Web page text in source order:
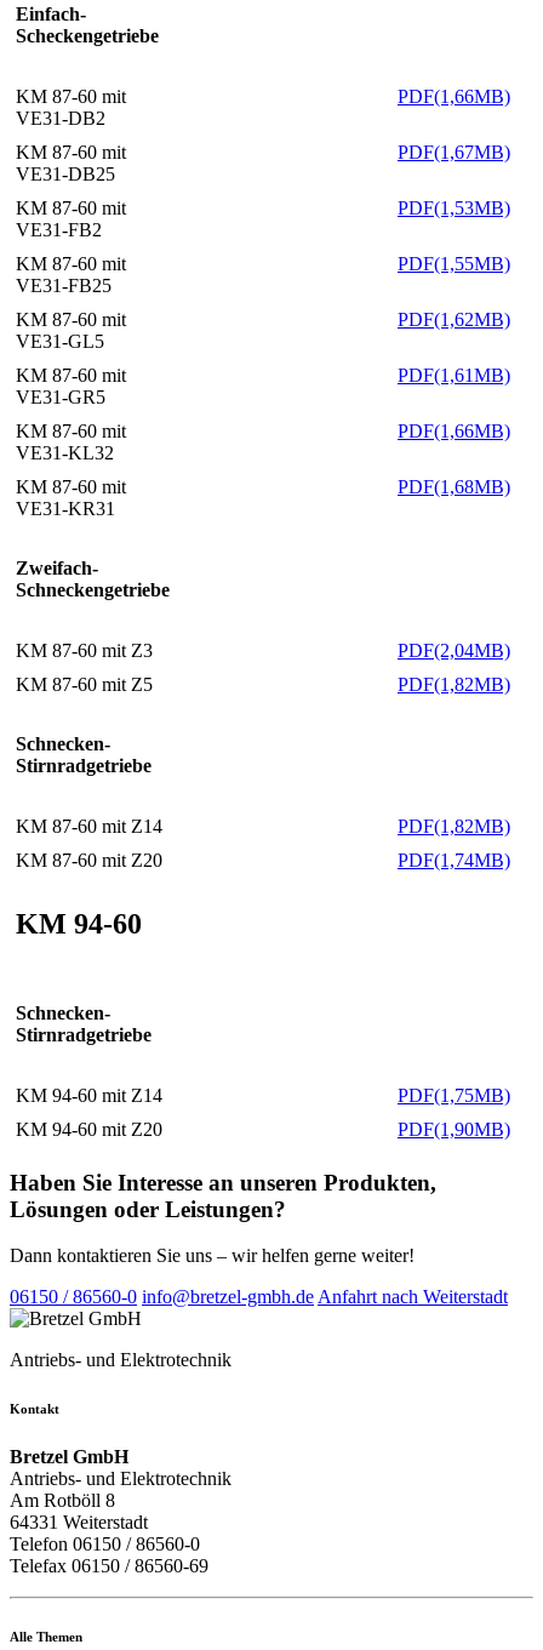
Einfach-
Scheckengetriebe
KM 87-60 mit
VE31-DB2
PDF(1,66MB)
KM 87-60 mit
VE31-DB25
PDF(1,67MB)
KM 87-60 mit
VE31-FB2
PDF(1,53MB)
KM 87-60 mit
VE31-FB25
PDF(1,55MB)
KM 87-60 mit
VE31-GL5
PDF(1,62MB)
KM 87-60 mit
VE31-GR5
PDF(1,61MB)
KM 87-60 mit
VE31-KL32
PDF(1,66MB)
KM 87-60 mit
VE31-KR31
PDF(1,68MB)
Zweifach-
Schneckengetriebe
KM 87-60 mit Z3
PDF(2,04MB)
KM 87-60 mit Z5
PDF(1,82MB)
Schnecken-
Stirnradgetriebe
KM 87-60 mit Z14
PDF(1,82MB)
KM 87-60 mit Z20
PDF(1,74MB)
KM 94-60
Schnecken-
Stirnradgetriebe
KM 94-60 mit Z14
PDF(1,75MB)
KM 94-60 mit Z20
PDF(1,90MB)
Haben Sie Interesse an unseren Produkten,
Lösungen oder Leistungen?
Dann kontaktieren Sie uns – wir helfen gerne weiter!
06150 / 86560-0 info@bretzel-gmbh.de Anfahrt nach Weiterstadt
Antriebs- und Elektrotechnik
Kontakt
Bretzel GmbH
Antriebs- und Elektrotechnik
Am Rotböll 8
64331 Weiterstadt
Telefon 06150 / 86560-0
Telefax 06150 / 86560-69
Alle Themen